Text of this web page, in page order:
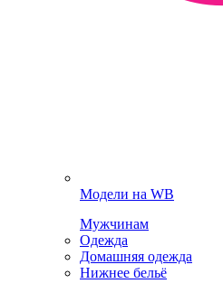
Модели на WB
Мужчинам
Одежда
Домашняя одежда
Нижнее бельё